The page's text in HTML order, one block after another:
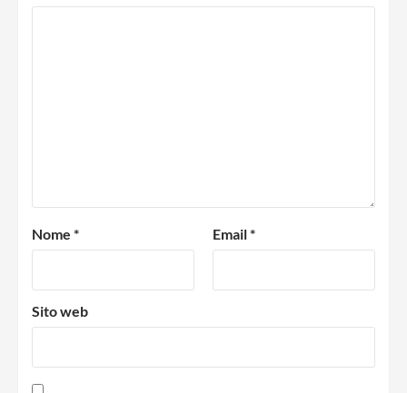
Nome * Email*
Sito web